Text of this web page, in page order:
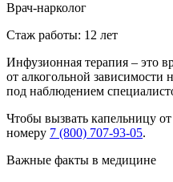
Врач-нарколог
Стаж работы: 12 лет
Инфузионная терапия – это
от алкогольной зависимости
под наблюдением
Чтобы вызвать капельницу
номеру 7 (800) 707-93-05.
Важные факты в медицине